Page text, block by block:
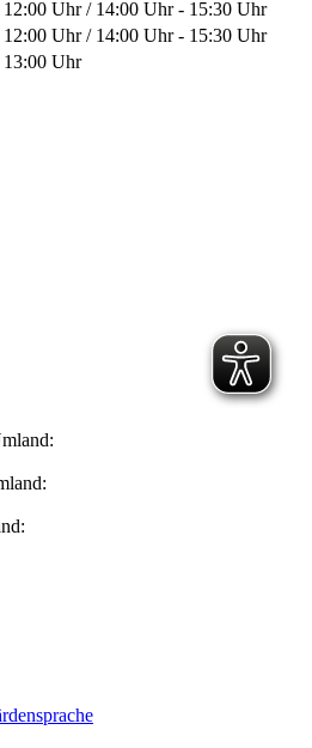
Uhr / 14:00 Uhr - 15:30 Uhr
Uhr / 14:00 Uhr - 15:30 Uhr
Uhr